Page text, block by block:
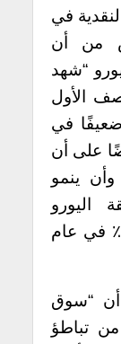
في
من أن
“شهد
الأول
في
على أن
ينمو
اليورو
بنسبة 0.7٪ في عام 2023، و1.0٪ في عام
“سوق
تباطؤ